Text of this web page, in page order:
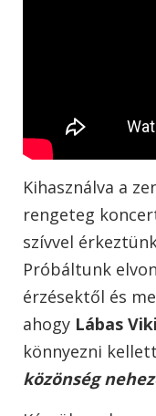
Kihasználva a
rengeteg
szívvel
Próbáltunk
érzésektől és
ahogy Lábas Viki
könnyezni
közönség